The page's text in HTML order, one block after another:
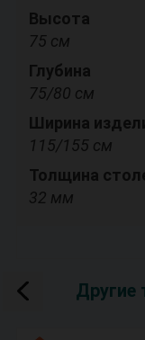
Высота
75 см
Глубина
75/80 см
Ширина
115/155 см
Толщина
32 мм
Другие